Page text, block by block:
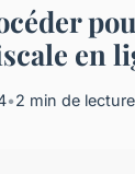
en
•2 min de lecture